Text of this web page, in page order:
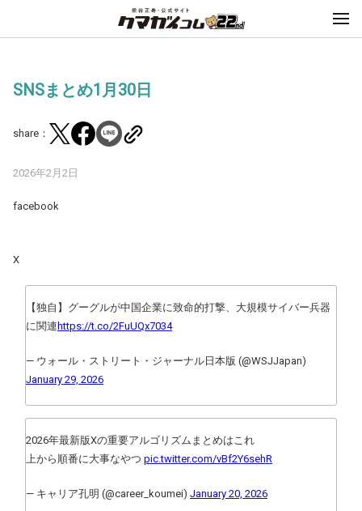
SNSまとめ1月30日
share：
2026年2月2日
facebook
X
【独自】グーグルが中国企業に致命的打撃、大規模サイバー兵器
に関連 https://t.co/2FuUQx7034
— ウォール・ストリート・ジャーナル日本版 (@WSJJapan)
January 29, 2026
2026年最新版Xの重要アルゴリズムまとめはこれ
上から順番に大事なやつ pic.twitter.com/vBf2Y6sehR
— キャリア孔明 (@career_koumei) January 20, 2026